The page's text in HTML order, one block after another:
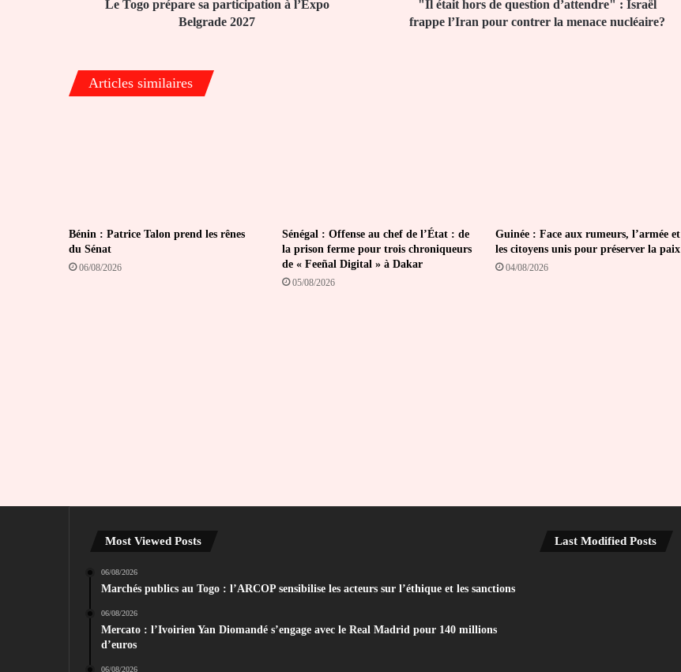
Le Togo prépare sa participation à l’Expo
Belgrade 2027
"Il était hors de question d’attendre" : Israël
frappe l’Iran pour contrer la menace nucléaire?
Articles similaires
Bénin : Patrice Talon prend les rênes
du Sénat
06/08/2026
Sénégal : Offense au chef de l’État : de
la prison ferme pour trois chroniqueurs
de « Feeñal Digital » à Dakar
05/08/2026
Guinée : Face aux rumeurs, l’armée et
les citoyens unis pour préserver la paix
04/08/2026
Most Viewed Posts
06/08/2026
Marchés publics au Togo : l’ARCOP sensibilise les acteurs sur l’éthique et les sanctions
06/08/2026
Mercato : l’Ivoirien Yan Diomandé s’engage avec le Real Madrid pour 140 millions
d’euros
06/08/2026
Last Modified Posts